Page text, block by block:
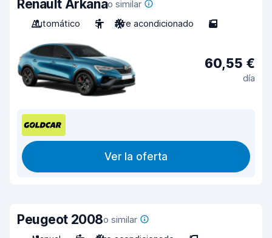
Renault Arkanao similar
Automático
5 Aire acondicionado 5
60,55 €
día
Ver la oferta
Peugeot 2008o similar